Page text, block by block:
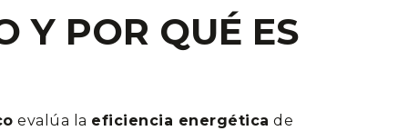
Y POR QUÉ ES
evalúa la eficiencia energética de